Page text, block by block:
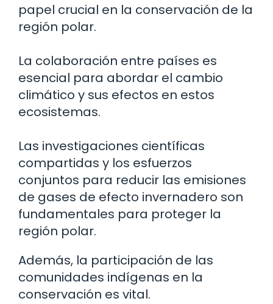
papel crucial en la conservación de la
región polar.
La colaboración entre países es
esencial para abordar el cambio
climático y sus efectos en estos
ecosistemas.
Las investigaciones científicas
compartidas y los esfuerzos
conjuntos para reducir las emisiones
de gases de efecto invernadero son
fundamentales para proteger la
región polar.
Además, la participación de las
comunidades indígenas en la
conservación es vital.